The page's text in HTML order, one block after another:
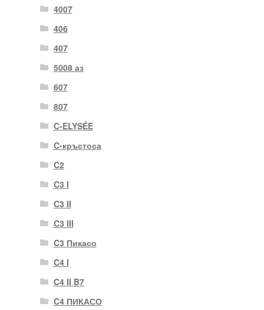
4007
406
407
5008 аз
607
807
C-ELYSÉE
C-кръстоса
C2
C3 I
C3 II
C3 III
C3 Пикасо
C4 I
C4 II B7
C4 ПИКАСО